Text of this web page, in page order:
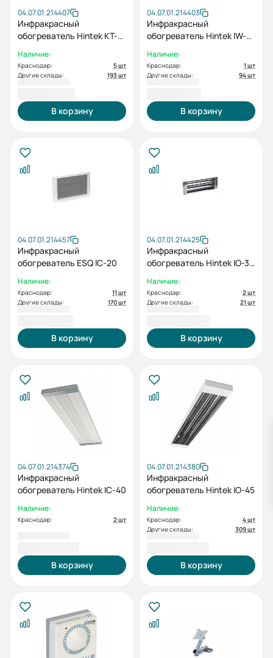
04.07.01.214407
Инфракрасный
обогреватель Hintek KT-
Наличие:
Краснодар:
5 шт
Другие склады:
193 шт
В корзину
04.07.01.214403
Инфракрасный
обогреватель Hintek IW-
Наличие:
Краснодар:
1 шт
Другие склады:
94 шт
В корзину
04.07.01.214457
Инфракрасный
обогреватель ESQ IC-20
Наличие:
Краснодар:
11 шт
Другие склады:
170 шт
В корзину
04.07.01.214425
Инфракрасный
обогреватель Hintek IO-30
Наличие:
Краснодар:
2 шт
Другие склады:
21 шт
В корзину
04.07.01.214374
Инфракрасный
обогреватель Hintek IC-40
Наличие:
Краснодар: 2 шт
В корзину
04.07.01.214380
Инфракрасный
обогреватель Hintek IO-45
Наличие:
Краснодар:
4 шт
Другие склады:
309 шт
В корзину